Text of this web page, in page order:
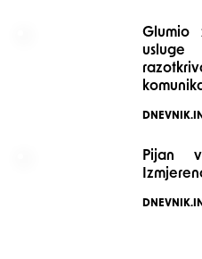
Glumio
POSTED
Pijan
POSTED